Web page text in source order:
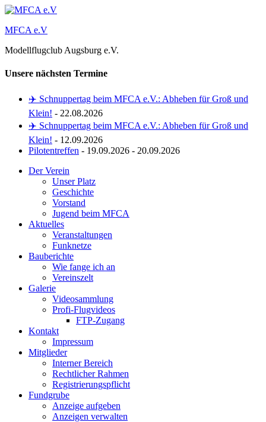
Zum
springen
MFCA e.V
Modellflugclub Augsburg e.V.
Unsere nächsten Termine
✈️ Schnuppertag beim MFCA e.V.: Abheben für Groß und
Klein! - 22.08.2026
✈️ Schnuppertag beim MFCA e.V.: Abheben für Groß und
Klein! - 12.09.2026
Pilotentreffen - 19.09.2026 - 20.09.2026
Der Verein
Unser Platz
Geschichte
Vorstand
Jugend beim MFCA
Aktuelles
Veranstaltungen
Funknetze
Bauberichte
Wie fange ich an
Vereinszelt
Galerie
Videosammlung
Profi-Flugvideos
FTP-Zugang
Kontakt
Impressum
Mitglieder
Interner Bereich
Rechtlicher Rahmen
Registrierungspflicht
Fundgrube
Anzeige aufgeben
Anzeigen verwalten